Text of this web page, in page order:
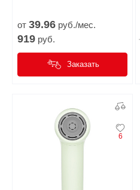
от 39.96 руб./мес.
919 руб.
Заказать
6